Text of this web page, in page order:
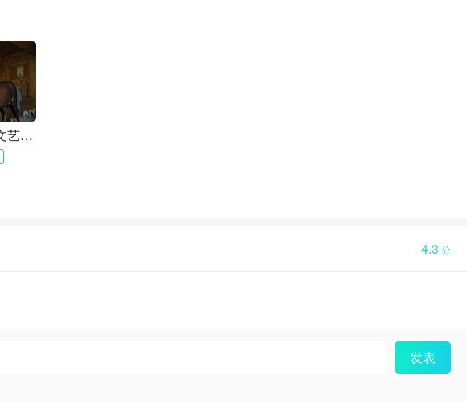
布朗哥文艺复兴博物馆
4.3 分
发表